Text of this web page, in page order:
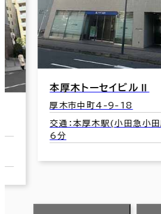
厚木フォ－ラムビル
2分